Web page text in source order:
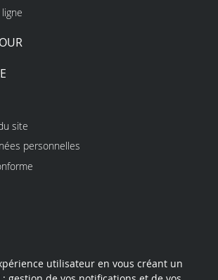
site
personnelles
utilisateur en vous créant un